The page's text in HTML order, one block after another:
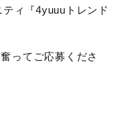
ィ『4yuuuトレンド
ってご応募くださ